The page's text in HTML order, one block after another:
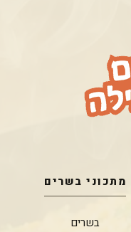
מתכוני בשרים
בשרים